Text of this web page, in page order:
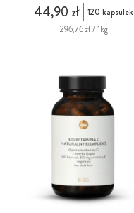
44,90 zł
120 kapsułek
296,76 zł / 1kg